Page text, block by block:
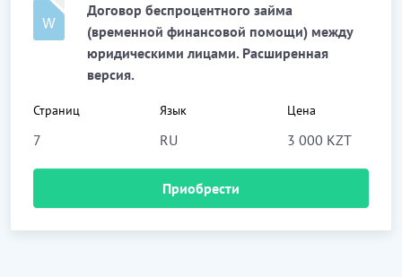
Договор беспроцентного займа
(временной финансовой помощи) между
юридическими лицами. Расширенная
версия.
Страниц
7
Язык
RU
Цена
3 000 KZT
Приобрести